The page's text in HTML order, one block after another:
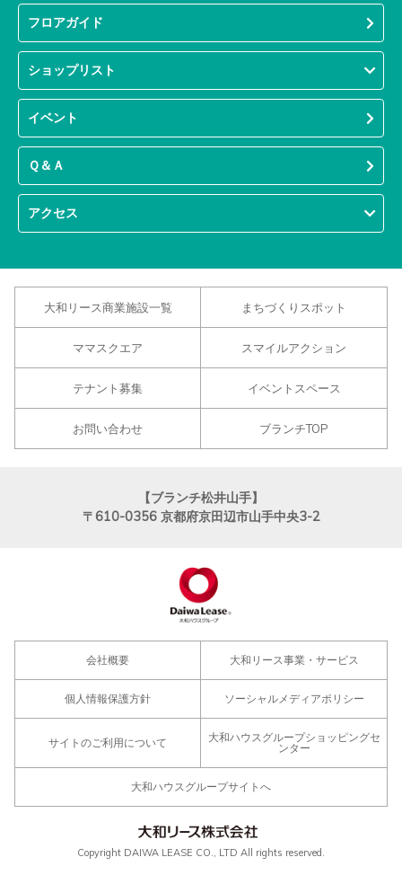
フロアガイド
ショップリスト
イベント
Ｑ＆Ａ
アクセス
大和リース商業施設一覧 まちづくりスポット
ママスクエア スマイルアクション
テナント募集 イベントスペース
お問い合わせ ブランチTOP
【ブランチ松井山手】
〒610-0356 京都府京田辺市山手中央3-2
会社概要 大和リース事業・サービス
個人情報保護方針 ソーシャルメディアポリシー
サイトのご利用について
大和ハウスグループショッピングセ
ンター
大和ハウスグループサイトへ
Copyright DAIWA LEASE CO., LTD All rights reserved.